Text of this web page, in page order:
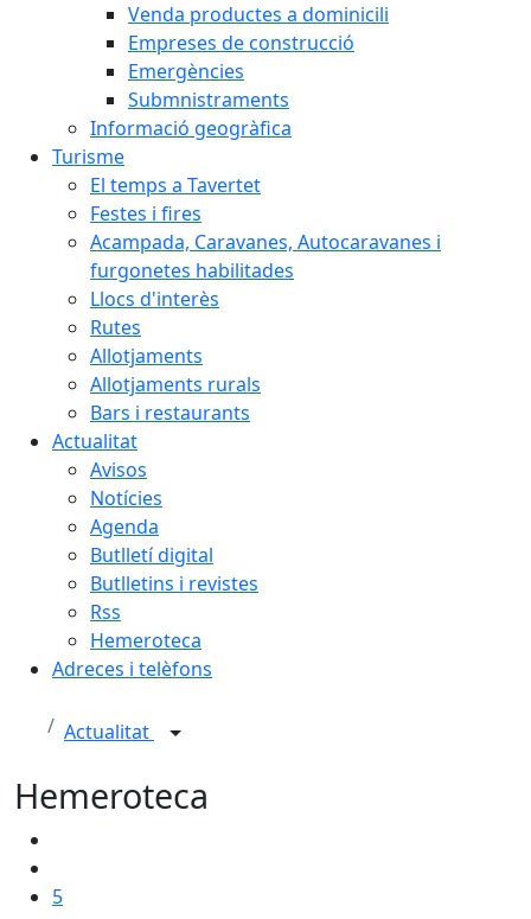
Venda productes a dominicili
Empreses de construcció
Emergències
Submnistraments
Informació geogràfica
Turisme
El temps a Tavertet
Festes i fires
Acampada, Caravanes, Autocaravanes i
furgonetes habilitades
Llocs d'interès
Rutes
Allotjaments
Allotjaments rurals
Bars i restaurants
Actualitat
Avisos
Notícies
Agenda
Butlletí digital
Butlletins i revistes
Rss
Hemeroteca
Adreces i telèfons
Actualitat
Hemeroteca
5